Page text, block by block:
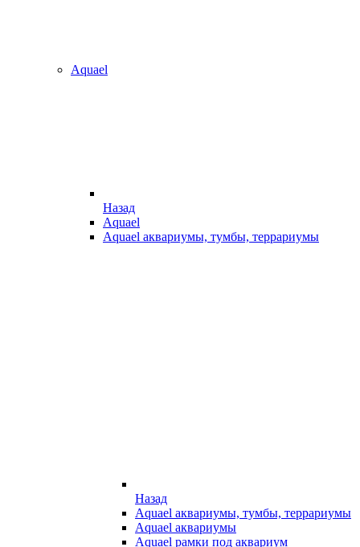
Aquael
Назад
Aquael
Aquael аквариумы, тумбы, террариумы
Назад
Aquael аквариумы, тумбы, террариумы
Aquael аквариумы
Aquael рамки под аквариум